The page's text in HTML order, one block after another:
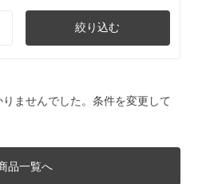
絞り込む
ませんでした。条件を変更して
品一覧へ